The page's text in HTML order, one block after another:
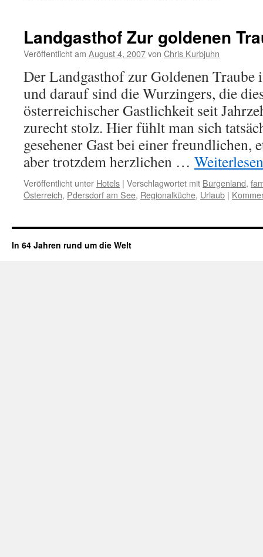
Landgasthof Zur goldenen
Veröffentlicht am August 4, 2007von Chris Kurbjuhn
Der Landgasthof zur Goldenen Traube
und darauf sind die Wurzingers, die
österreichischer Gastlichkeit seit
zurecht stolz. Hier fühlt man sich
gesehener Gast bei einer freundlichen,
aber trotzdem herzlichen …
Veröffentlicht unter Hotels | Verschlagwortet mit Burgenland,
Österreich, Pdersdorf am See, Regionalküche, Urlaub |
In 64 Jahren rund um die Welt